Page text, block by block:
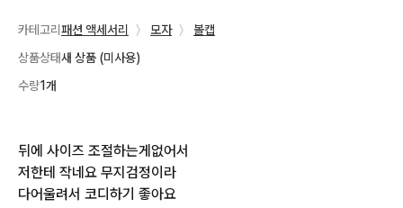
카테고리 패션 액세서리 〉 모자 〉
볼캡
상품상태새 상품 (미사용)
수량1개
뒤에 사이즈 조절하는게없어서
저한테 작네요 무지검정이라
다어울려서 코디하기 좋아요